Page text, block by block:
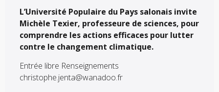
L’Université Populaire du Pays salonais invite
Michèle Texier, professeure de sciences, pour
comprendre les actions efficaces pour lutter
contre le changement climatique.
Entrée libre Renseignements
christophe.jenta@wanadoo.fr